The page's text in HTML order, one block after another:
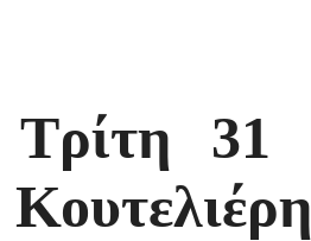
Τρίτη
Κουτελιέρη